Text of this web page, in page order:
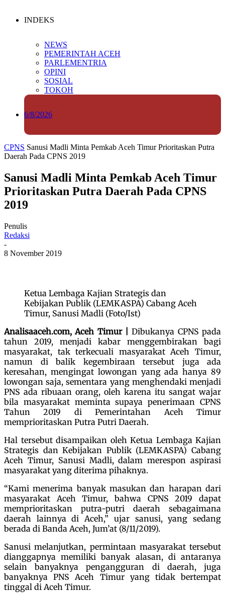
INDEKS
NEWS
PEMERINTAH ACEH
PARLEMENTRIA
OPINI
SOSIAL
TOKOH
6/8/2026
CPNS Sanusi Madli Minta Pemkab Aceh Timur Prioritaskan Putra
Daerah Pada CPNS 2019
Sanusi Madli Minta Pemkab Aceh Timur
Prioritaskan Putra Daerah Pada CPNS
2019
Penulis
Redaksi
-
8 November 2019
Ketua Lembaga Kajian Strategis dan
Kebijakan Publik (LEMKASPA) Cabang Aceh
Timur, Sanusi Madli (Foto/Ist)
Analisaaceh.com, Aceh Timur |
Dibukanya CPNS pada
tahun 2019, menjadi kabar menggembirakan bagi
masyarakat, tak terkecuali masyarakat Aceh Timur,
namun di balik kegembiraan tersebut juga ada
keresahan, mengingat lowongan yang ada hanya 89
lowongan saja, sementara yang menghendaki menjadi
PNS ada ribuaan orang, oleh karena itu sangat wajar
bila masyarakat meminta supaya penerimaan CPNS
Tahun 2019 di Pemerintahan Aceh Timur
memprioritaskan Putra Putri Daerah.
Hal tersebut disampaikan oleh Ketua Lembaga Kajian
Strategis dan Kebijakan Publik (LEMKASPA) Cabang
Aceh Timur, Sanusi Madli, dalam merespon aspirasi
masyarakat yang diterima pihaknya.
“Kami menerima banyak masukan dan harapan dari
masyarakat Aceh Timur, bahwa CPNS 2019 dapat
memprioritaskan putra-putri daerah sebagaimana
daerah lainnya di Aceh,” ujar sanusi, yang sedang
berada di Banda Aceh, Jum’at (8/11/2019).
Sanusi melanjutkan, permintaan masyarakat tersebut
dianggapnya memiliki banyak alasan, di antaranya
selain banyaknya pengangguran di daerah, juga
banyaknya PNS Aceh Timur yang tidak bertempat
tinggal di Aceh Timur.